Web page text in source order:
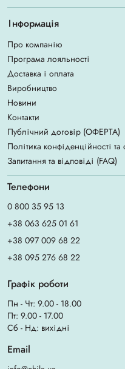
Інформація
Про компанію
Програма лояльності
Доставка і оплата
Виробництво
Новини
Контакти
Публічний договір (ОФЕРТА)
Політика конфіденційності
Запитання та відповіді (FAQ)
Телефони
0 800 35 95 13
+38 063 625 01 61
+38 097 009 68 22
+38 095 276 68 22
Графік роботи
Пн - Чт: 9.00 - 18.00
Пт: 9.00 - 17.00
Сб - Нд: вихідні
Email